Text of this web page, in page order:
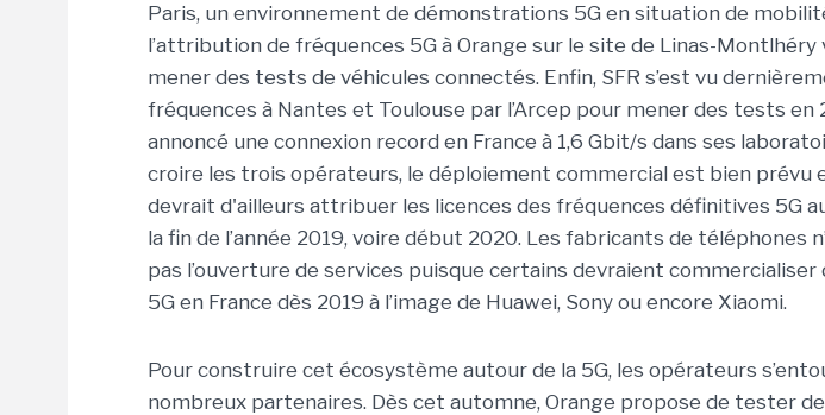
Paris, un environnement de démonstrations 5G en situation de
l’attribution de fréquences 5G à Orange sur le site de Linas-
mener des tests de véhicules connectés. Enfin, SFR s’est vu
fréquences à Nantes et Toulouse par l’Arcep pour mener des tests en
annoncé une connexion record en France à 1,6 Gbit/s dans ses
croire les trois opérateurs, le déploiement commercial est bien prévu
devrait d'ailleurs attribuer les licences des fréquences définitives 5G
la fin de l’année 2019, voire début 2020. Les fabricants de téléphones
pas l’ouverture de services puisque certains devraient
5G en France dès 2019 à l’image de Huawei, Sony ou encore Xiaomi.
Pour construire cet écosystème autour de la 5G, les opérateurs
nombreux partenaires. Dès cet automne, Orange propose de tester